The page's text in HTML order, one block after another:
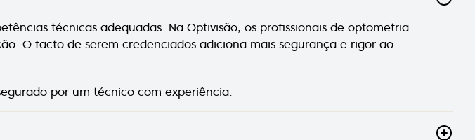
técnicas adequadas. Na Optivisão, os profissionais de optometria
O facto de serem credenciados adiciona mais segurança e rigor ao
por um técnico com experiência.